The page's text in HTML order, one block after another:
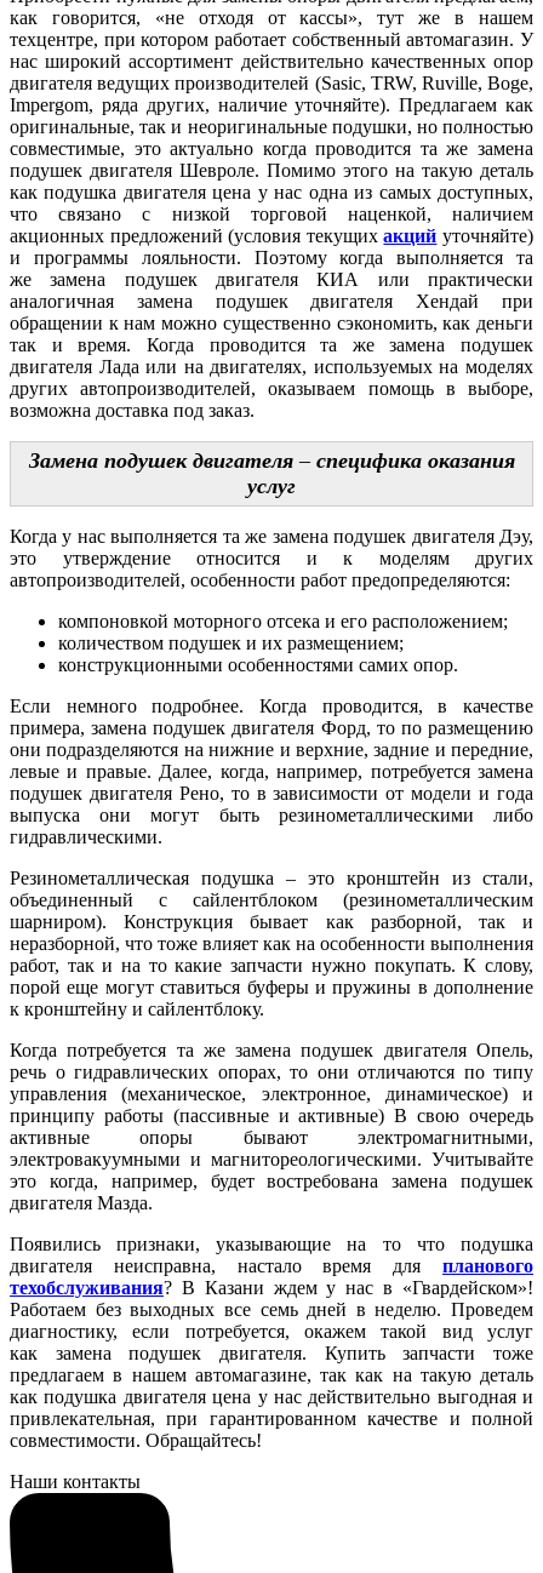
как говорится, «не отходя от кассы», тут же в нашем
техцентре, при котором работает собственный автомагазин. У
нас широкий ассортимент действительно качественных опор
двигателя ведущих производителей (Sasic, TRW, Ruville, Boge,
Impergom, ряда других, наличие уточняйте). Предлагаем как
оригинальные, так и неоригинальные подушки, но полностью
совместимые, это актуально когда проводится та же замена
подушек двигателя Шевроле. Помимо этого на такую деталь
как подушка двигателя цена у нас одна из самых доступных,
что связано с низкой торговой наценкой, наличием
акционных предложений (условия текущихакций уточняйте)
и программы лояльности. Поэтому когда выполняется та
же замена подушек двигателя КИА или практически
аналогичная замена подушек двигателя Хендай при
обращении к нам можно существенно сэкономить, как деньги
так и время. Когда проводится та же замена подушек
двигателя Лада или на двигателях, используемых на моделях
других автопроизводителей, оказываем помощь в выборе,
возможна доставка под заказ.
Замена подушек двигателя– специфика оказания
услуг
Когда у нас выполняется та же замена подушек двигателя Дэу,
это утверждение относится и к моделям других
автопроизводителей, особенности работ предопределяются:
компоновкой моторного отсека и его расположением;
количеством подушек и их размещением;
конструкционными особенностями самих опор.
Если немного подробнее. Когда проводится, в качестве
примера, замена подушек двигателя Форд, то по размещению
они подразделяются на нижние и верхние, задние и передние,
левые и правые. Далее, когда, например, потребуется замена
подушек двигателя Рено, то в зависимости от модели и года
выпуска они могут быть резинометаллическими либо
гидравлическими.
Резинометаллическая подушка – это кронштейн из стали,
объединенный с сайлентблоком (резинометаллическим
шарниром). Конструкция бывает как разборной, так и
неразборной, что тоже влияет как на особенности выполнения
работ, так и на то какие запчасти нужно покупать. К слову,
порой еще могут ставиться буферы и пружины в дополнение
к кронштейну и сайлентблоку.
Когда потребуется та же замена подушек двигателя Опель,
речь о гидравлических опорах, то они отличаются по типу
управления (механическое, электронное, динамическое) и
принципу работы (пассивные и активные) В свою очередь
активные опоры бывают электромагнитными,
электровакуумными и магнитореологическими. Учитывайте
это когда, например, будет востребована замена подушек
двигателя Мазда.
Появились признаки, указывающие на то что подушка
двигателя неисправна, настало время для планового
техобслуживания? В Казани ждем у нас в «Гвардейском»!
Работаем без выходных все семь дней в неделю. Проведем
диагностику, если потребуется, окажем такой вид услуг
как замена подушек двигателя. Купить запчасти тоже
предлагаем в нашем автомагазине, так как на такую деталь
как подушка двигателя цена у нас действительно выгодная и
привлекательная, при гарантированном качестве и полной
совместимости. Обращайтесь!
Наши контакты